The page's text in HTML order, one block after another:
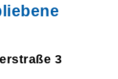
3